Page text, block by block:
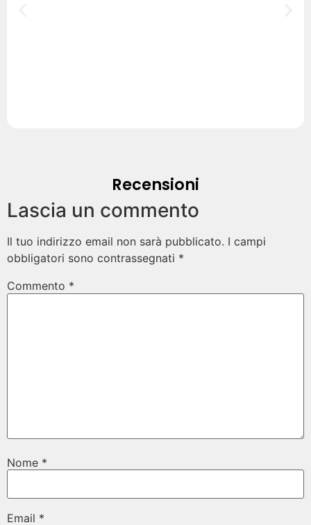
Recensioni
Lascia un commento
Il tuo indirizzo email non sarà pubblicato. I campi
obbligatori sono contrassegnati *
Commento *
Nome *
Email *